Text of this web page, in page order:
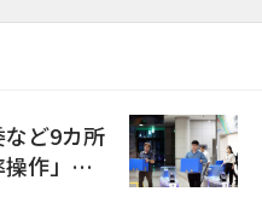
ど9カ所
作」の